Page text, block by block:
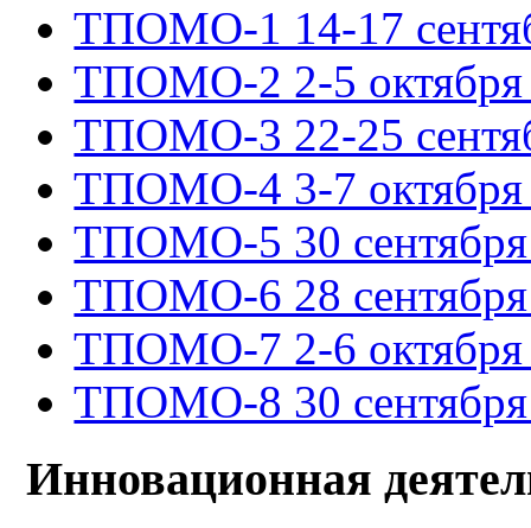
ТПОМО-1 14-17
ТПОМО-2 2-5 октября
ТПОМО-3 22-25
ТПОМО-4 3-7 октября
ТПОМО-5 30 сентября
ТПОМО-6 28 сентября
ТПОМО-7 2-6 октября
ТПОМО-8 30 сентября
Инновационная